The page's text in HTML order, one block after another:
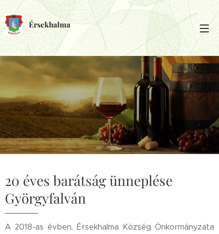
Érsekhalma
20 éves barátság ünneplése
Györgyfalván
A 2018-as évben, Érsekhalma Község Önkormányzata